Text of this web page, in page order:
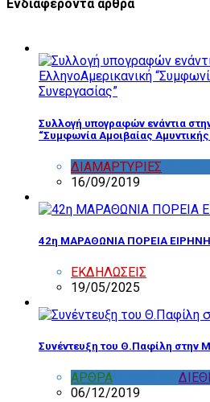
Ενδιαφέροντα άρθρα
Συλλογή υπογραφών ενάντια
“Συμφωνία Αμοιβαίας
ΔΙΑΜΑΡΤΥΡΙΕΣ
16/09/2019
42η ΜΑΡΑΘΩΝΙΑ ΠΟΡΕΙΑ
ΕΚΔΗΛΩΣΕΙΣ
19/05/2025
Συνέντευξη του Θ.Παφίλη στην
ΑΡΘΡΑ
06/12/2019